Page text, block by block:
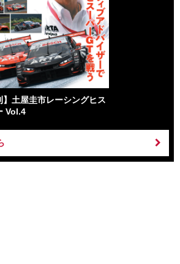
】土屋圭市レーシングヒス
Vol.4